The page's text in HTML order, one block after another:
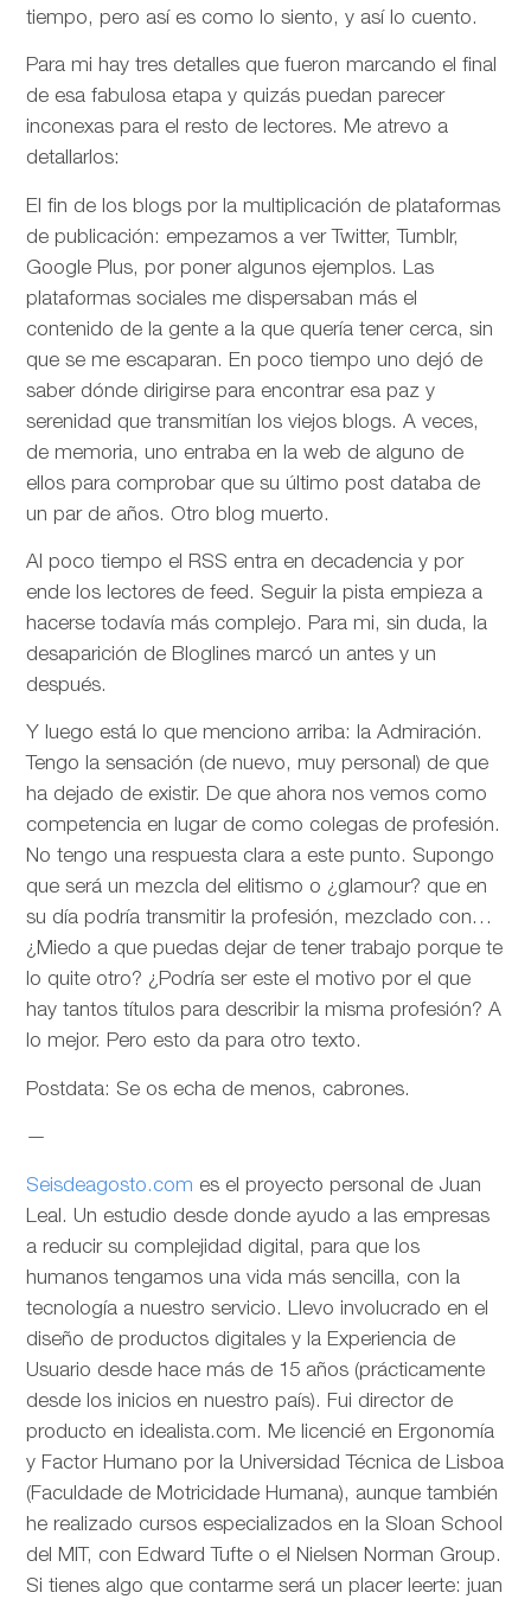
tiempo, pero así es como lo siento, y así lo cuento.
Para mi hay tres detalles que fueron marcando el final
de esa fabulosa etapa y quizás puedan parecer
inconexas para el resto de lectores. Me atrevo a
detallarlos:
El fin de los blogs por la multiplicación de plataformas
de publicación: empezamos a ver Twitter, Tumblr,
Google Plus, por poner algunos ejemplos. Las
plataformas sociales me dispersaban más el
contenido de la gente a la que quería tener cerca, sin
que se me escaparan. En poco tiempo uno dejó de
saber dónde dirigirse para encontrar esa paz y
serenidad que transmitían los viejos blogs. A veces,
de memoria, uno entraba en la web de alguno de
ellos para comprobar que su último post databa de
un par de años. Otro blog muerto.
Al poco tiempo el RSS entra en decadencia y por
ende los lectores de feed. Seguir la pista empieza a
hacerse todavía más complejo. Para mi, sin duda, la
desaparición de Bloglines marcó un antes y un
después.
Y luego está lo que menciono arriba: la Admiración.
Tengo la sensación (de nuevo, muy personal) de que
ha dejado de existir. De que ahora nos vemos como
competencia en lugar de como colegas de profesión.
No tengo una respuesta clara a este punto. Supongo
que será un mezcla del elitismo o ¿glamour? que en
su día podría transmitir la profesión, mezclado con…
¿Miedo a que puedas dejar de tener trabajo porque te
lo quite otro? ¿Podría ser este el motivo por el que
hay tantos títulos para describir la misma profesión? A
lo mejor. Pero esto da para otro texto.
Postdata: Se os echa de menos, cabrones.
—
Seisdeagosto.com es el proyecto personal de Juan
Leal. Un estudio desde donde ayudo a las empresas
a reducir su complejidad digital, para que los
humanos tengamos una vida más sencilla, con la
tecnología a nuestro servicio. Llevo involucrado en el
diseño de productos digitales y la Experiencia de
Usuario desde hace más de 15 años (prácticamente
desde los inicios en nuestro país). Fui director de
producto en idealista.com. Me licencié en Ergonomía
y Factor Humano por la Universidad Técnica de Lisboa
(Faculdade de Motricidade Humana), aunque también
he realizado cursos especializados en la Sloan School
del MIT, con Edward Tufte o el Nielsen Norman Group.
Si tienes algo que contarme será un placer leerte: juan